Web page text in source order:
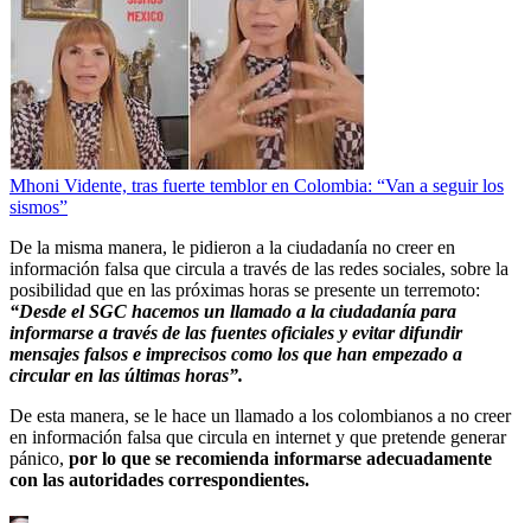
Mhoni Vidente, tras fuerte temblor en Colombia: “Van a seguir los
sismos”
De la misma manera, le pidieron a la ciudadanía no creer en
información falsa que circula a través de las redes sociales, sobre la
posibilidad que en las próximas horas se presente un terremoto:
“Desde el SGC hacemos un llamado a la ciudadanía para
informarse a través de las fuentes oficiales y evitar difundir
mensajes falsos e imprecisos como los que han empezado a
circular en las últimas horas”.
De esta manera, se le hace un llamado a los colombianos a no creer
en información falsa que circula en internet y que pretende generar
pánico, por lo que se recomienda informarse adecuadamente
con las autoridades correspondientes.